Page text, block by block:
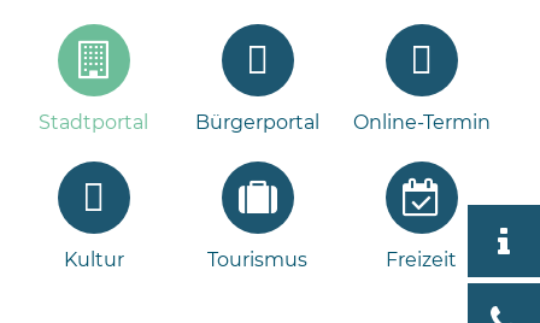
Stadtportal Bürgerportal Online-Termin
Kultur Tourismus Freizeit